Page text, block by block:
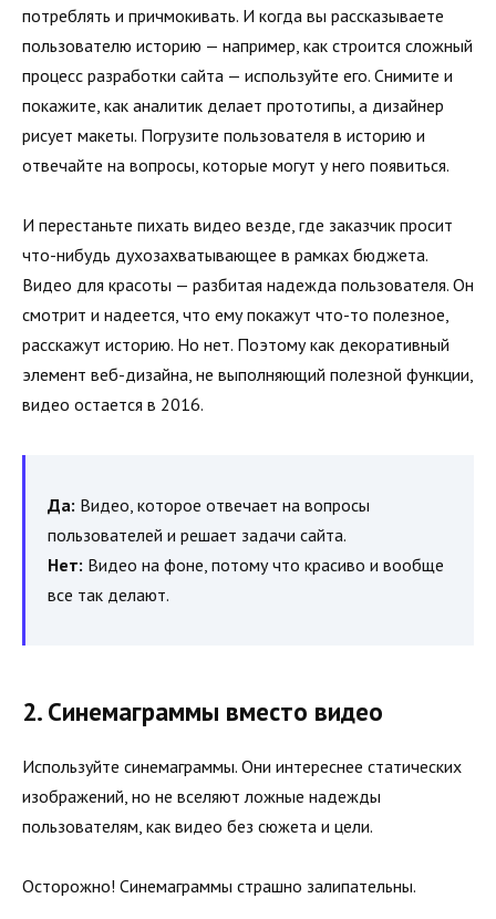
потреблять и причмокивать. И когда вы рассказываете
пользователю историю — например, как строится сложный
процесс разработки сайта — используйте его. Снимите и
покажите, как аналитик делает прототипы, а дизайнер
рисует макеты. Погрузите пользователя в историю и
отвечайте на вопросы, которые могут у него появиться.
И перестаньте пихать видео везде, где заказчик просит
что-нибудь духозахватывающее в рамках бюджета.
Видео для красоты — разбитая надежда пользователя. Он
смотрит и надеется, что ему покажут что-то полезное,
расскажут историю. Но нет. Поэтому как декоративный
элемент веб-дизайна, не выполняющий полезной функции,
видео остается в 2016.
Да: Видео, которое отвечает на вопросы
пользователей и решает задачи сайта.
Нет: Видео на фоне, потому что красиво и вообще
все так делают.
2. Синемаграммы вместо видео
Используйте синемаграммы. Они интереснее статических
изображений, но не вселяют ложные надежды
пользователям, как видео без сюжета и цели.
Осторожно! Синемаграммы страшно залипательны.